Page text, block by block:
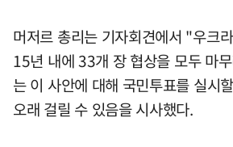
머저르 총리는 기자회견에서 "우크
15년 내에 33개 장 협상을 모두 마
는 이 사안에 대해 국민투표를 실시
오래 걸릴 수 있음을 시사했다.